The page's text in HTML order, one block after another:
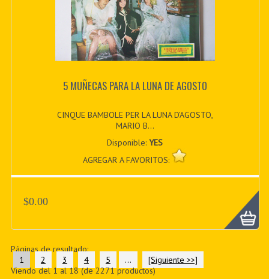
5 MUÑECAS PARA LA LUNA DE AGOSTO
CINQUE BAMBOLE PER LA LUNA D’AGOSTO,
MARIO B...
Disponible:YES
AGREGAR A FAVORITOS:
$0.00
Páginas de resultado:
1
2 3 4 5 ...
[Siguiente >>]
Viendo del1al18(de2271productos)